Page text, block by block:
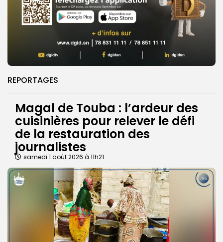
REPORTAGES
Magal de Touba : l’ardeur des
cuisinières pour relever le défi
de la restauration des
journalistes
samedi 1 août 2026 à 11h21